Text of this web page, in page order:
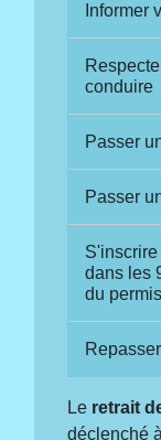
Informer
conduire
Passer
Passer
dans les
du permis
Le retrait
déclenché